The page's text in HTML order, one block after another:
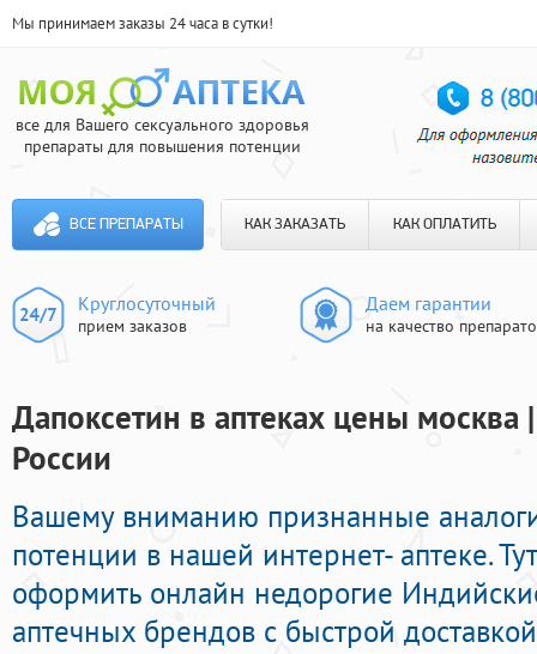
Мы принимаем заказы 24 часа в сутки!
все для Вашего сексуального здоровья
препараты для повышения потенции
ВСЕ ПРЕПАРАТЫ КАК ЗАКАЗАТЬ КАК ОПЛАТИТЬ
Круглосуточный
прием заказов
Даем гарантии
на качество
Дапоксетин в аптеках цены москва
России
Вашему вниманию признанные
потенции в нашей интернет- аптеке.
оформить онлайн недорогие
аптечных брендов с быстрой